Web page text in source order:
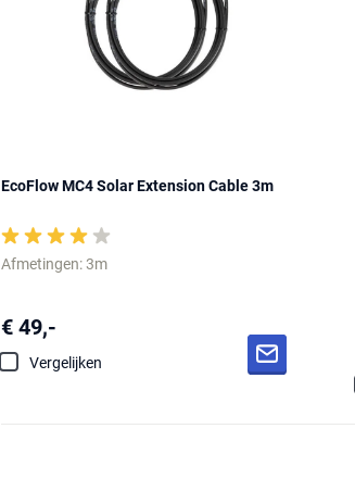
EcoFlow MC4 Solar Extension Cable 3m
Afmetingen: 3m
€ 49,-
Vergelijken